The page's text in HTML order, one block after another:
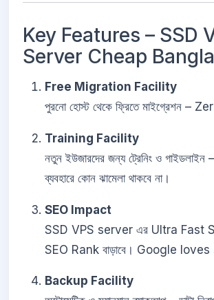
Key Features – SSD
Server Cheap
Free Migration Facility
পুরনো হোস্ট থেকে ফ্রিতে মাইগ্রেশন –
Training Facility
নতুন ইউজারদের জন্য ট্রেনিং ও
ব্যবহারে কোন ঝামেলা থাকবে না।
SEO Impact
SSD VPS server এর Ultra Fast
SEO Rank বাড়াবে। Google
Backup Facility